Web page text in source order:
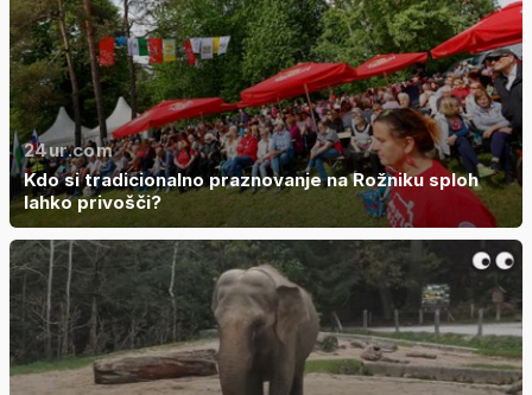
24ur.com
Kdo si tradicionalno praznovanje na Rožniku sploh
lahko privošči?